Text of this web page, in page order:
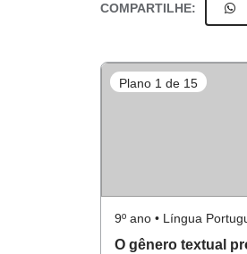
COMPARTILHE:
Plano 1 de 15
9º ano • Língua
O gênero textual